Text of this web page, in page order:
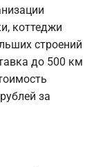
коттеджи
строений
до 500 км
за